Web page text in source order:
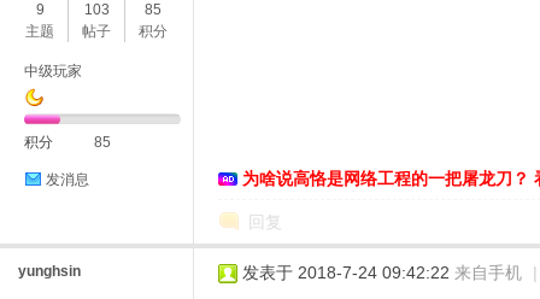
9
主题
103
帖子
85
积分
中级玩家
积分 85
发消息 为啥说高恪是网络工程的一把屠龙刀？
回复
yunghsin 发表于 2018-7-24 09:42:22 来自手机 |